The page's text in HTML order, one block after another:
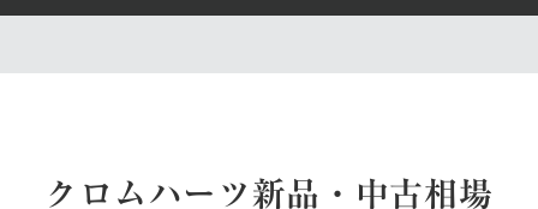
クロムハーツ新品・中古相場